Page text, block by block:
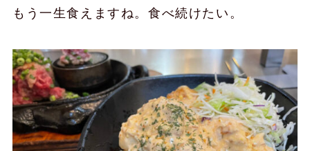
もう一生食えますね。食べ続けたい。